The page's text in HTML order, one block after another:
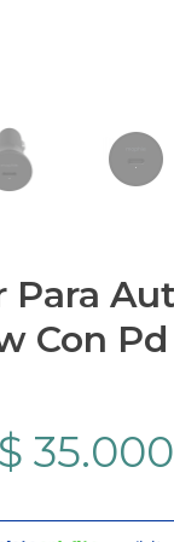
Para
Con Pd
El
$ 35.000